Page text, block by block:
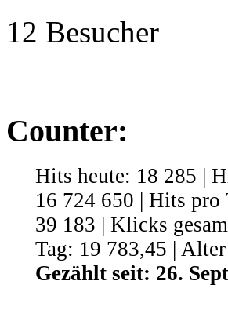
12 Besucher
Counter:
Hits heute: 18 285 |
16 724 650 | Hits
39 183 | Klicks
Tag: 19 783,45 |
Gezählt seit: 26.